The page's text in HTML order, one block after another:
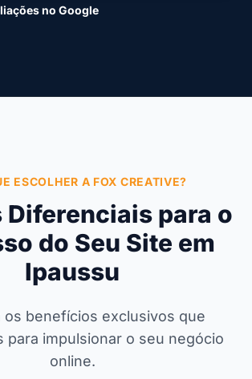
no Google
ESCOLHER A FOX CREATIVE?
Diferenciais para o
do Seu Site em
Ipaussu
os benefícios exclusivos que
para impulsionar o seu negócio
online.